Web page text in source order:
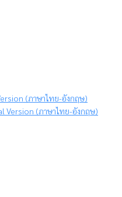
(ภาษาไทย-อังกฤษ)
Version (ภาษาไทย-อังกฤษ)